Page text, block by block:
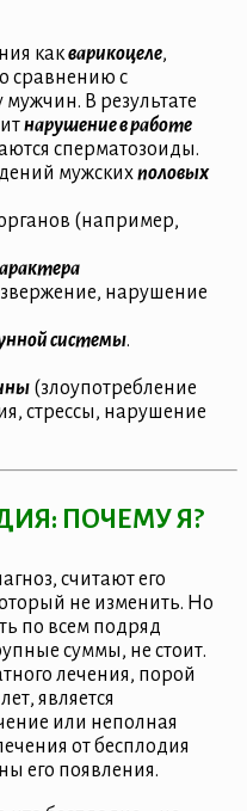
какварикоцеле,
сравнению с
мужчин. В результате
нарушение в работе
сперматозоиды.
мужскихполовых
(например,
нарушение
системы.
(злоупотребление
стрессы, нарушение
ПОЧЕМУ Я?
считают его
не изменить. Но
по всем подряд
суммы, не стоит.
лечения, порой
является
или неполная
от бесплодия
его появления.